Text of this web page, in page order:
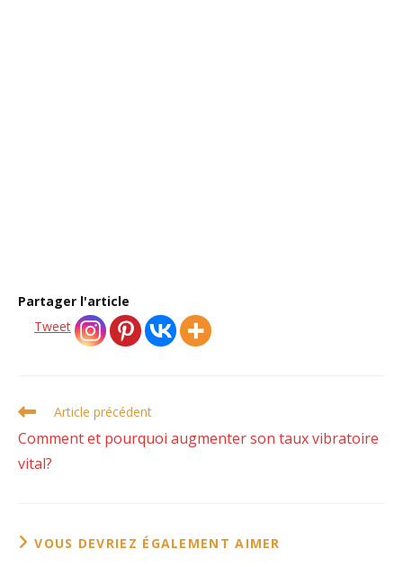
Partager l'article
Tweet
Read
articles
Article précédent
Comment et pourquoi augmenter son taux vibratoire
vital?
VOUS DEVRIEZ ÉGALEMENT AIMER